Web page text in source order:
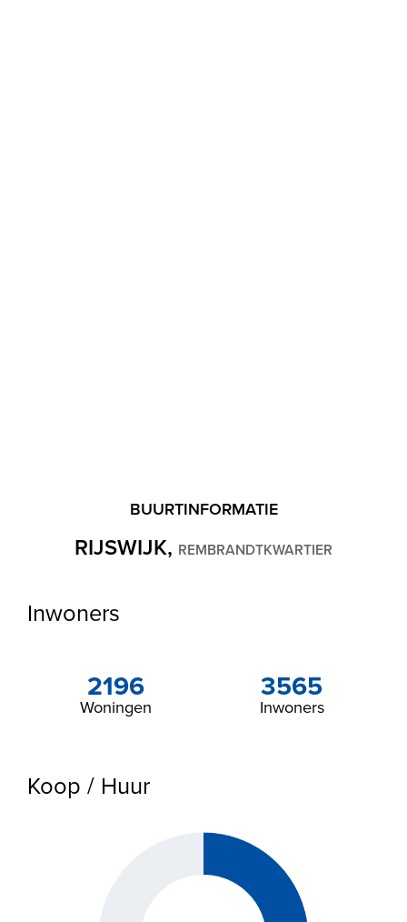
BUURTINFORMATIE
RIJSWIJK, REMBRANDTKWARTIER
Inwoners
2196
Woningen
3565
Inwoners
Koop / Huur